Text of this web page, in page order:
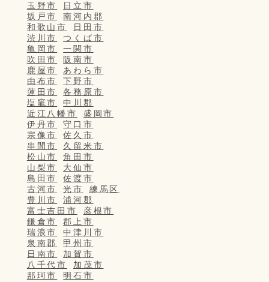
玉野市
日立市
坂戸市
南河内郡
和歌山市
日田市
渋川市
つくば市
亀岡市
一関市
吹田市
阪南市
鹿屋市
あわら市
由布市
下野市
蓮田市
各務原市
塩竈市
中川郡
近江八幡市
盛岡市
伊丹市
守口市
宗像市
佐久市
串間市
久留米市
松山市
角田市
山梨市
大仙市
島田市
佐渡市
古河市
光市
練馬区
豊川市
浦河郡
富士吉田市
彦根市
鎌倉市
郡上市
瑞浪市
中津川市
泉南郡
甲州市
日南市
加賀市
八千代市
加茂市
那珂市
明石市